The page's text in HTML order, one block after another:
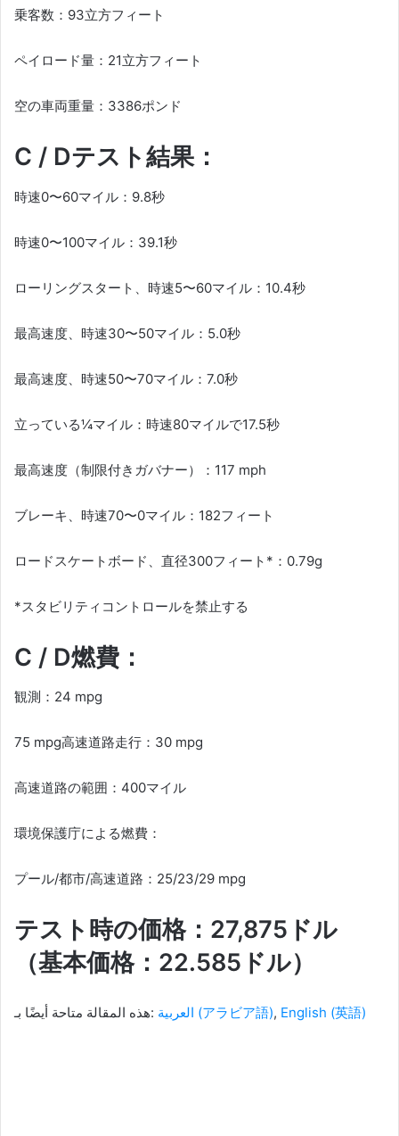
乗客数：93立方フィート
ペイロード量：21立方フィート
空の車両重量：3386ポンド
C / Dテスト結果：
時速0〜60マイル：9.8秒
時速0〜100マイル：39.1秒
ローリングスタート、時速5〜60マイル：10.4秒
最高速度、時速30〜50マイル：5.0秒
最高速度、時速50〜70マイル：7.0秒
立っている¼マイル：時速80マイルで17.5秒
最高速度（制限付きガバナー）：117 mph
ブレーキ、時速70〜0マイル：182フィート
ロードスケートボード、直径300フィート*：0.79g
*スタビリティコントロールを禁止する
C / D燃費：
観測：24 mpg
75 mpg高速道路走行：30 mpg
高速道路の範囲：400マイル
環境保護庁による燃費：
プール/都市/高速道路：25/23/29 mpg
テスト時の価格：27,875ドル
（基本価格：22.585ドル）
هذه المقالة متاحة أيضًا بـ: العربية (アラビア語) English (英語)